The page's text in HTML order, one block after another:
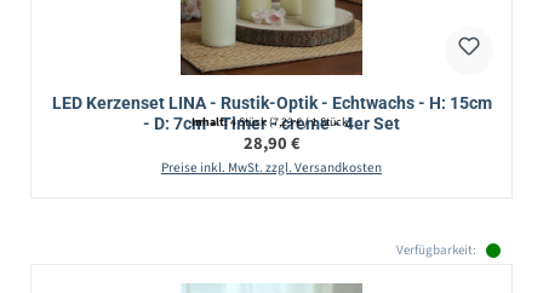
LED Kerzenset LINA - Rustik-Optik - Echtwachs - H: 15cm
- D: 7cm - Timer - creme - 4er Set
Inhalt:4 Stück(7,23 € / 1 Stück)
Regulärer Preis:
28,90 €
Preise inkl. MwSt. zzgl. Versandkosten
Verfügbarkeit: